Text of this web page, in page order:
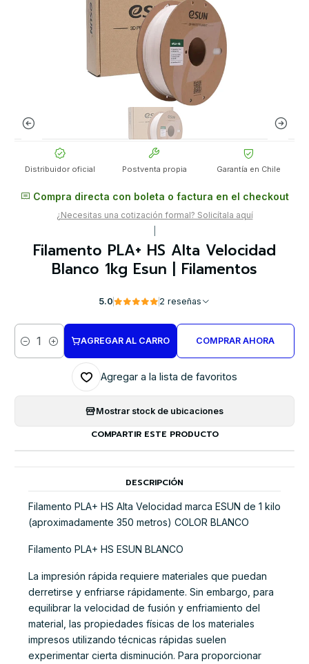
Distribuidor oficial Postventa propia Garantía en Chile
Compra directa con boleta o factura en el checkout
¿Necesitas una cotización formal? Solicítala aquí
Filamento PLA+ HS Alta Velocidad
Blanco 1kg Esun | Filamentos
5.0 2 reseñas
Cantidad
AGREGAR AL CARRO COMPRAR AHORA
Agregar a la lista de favoritos
Mostrar stock de ubicaciones
COMPARTIR ESTE PRODUCTO
DESCRIPCIÓN
Filamento PLA+ HS Alta Velocidad marca ESUN de 1 kilo
(aproximadamente 350 metros) COLOR BLANCO
Filamento PLA+ HS ESUN BLANCO
La impresión rápida requiere materiales que puedan
derretirse y enfriarse rápidamente. Sin embargo, para
equilibrar la velocidad de fusión y enfriamiento del
material, las propiedades físicas de los materiales
impresos utilizando técnicas rápidas suelen
experimentar cierta disminución. Para proporcionar